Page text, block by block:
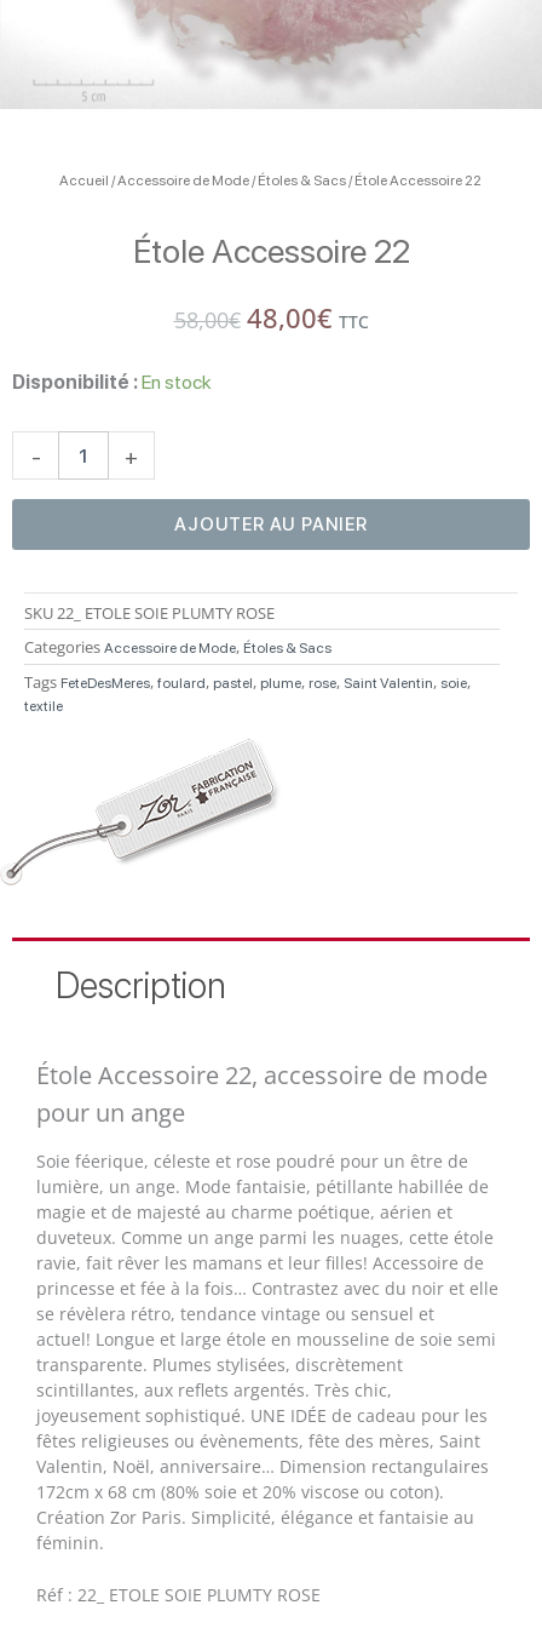
Accueil /Accessoire de Mode /Étoles & Sacs / Étole Accessoire 22
Étole Accessoire 22
58,00€ Le
48,00€Le
TTC
Disponibilité :En stock
-
de
Accessoire
+
AJOUTER AU PANIER
SKU22_ ETOLE SOIE PLUMTY ROSE
Categories Accessoire de Mode, Étoles & Sacs
Tags FeteDesMeres, foulard, pastel, plume, rose, Saint Valentin, soie,
textile
Description
Étole Accessoire 22, accessoire de mode
pour un ange
Soie féerique, céleste et rose poudré pour un être de
lumière, un ange. Mode fantaisie, pétillante habillée de
magie et de majesté au charme poétique, aérien et
duveteux. Comme un ange parmi les nuages, cette étole
ravie, fait rêver les mamans et leur filles! Accessoire de
princesse et fée à la fois… Contrastez avec du noir et elle
se révèlera rétro, tendance vintage ou sensuel et
actuel! Longue et large étole en mousseline de soie semi
transparente. Plumes stylisées, discrètement
scintillantes, aux reflets argentés. Très chic,
joyeusement sophistiqué. UNE IDÉE de cadeau pour les
fêtes religieuses ou évènements, fête des mères, Saint
Valentin, Noël, anniversaire… Dimension rectangulaires
172cm x 68 cm (80% soie et 20% viscose ou coton).
Création Zor Paris. Simplicité, élégance et fantaisie au
féminin.
Réf : 22_ ETOLE SOIE PLUMTY ROSE